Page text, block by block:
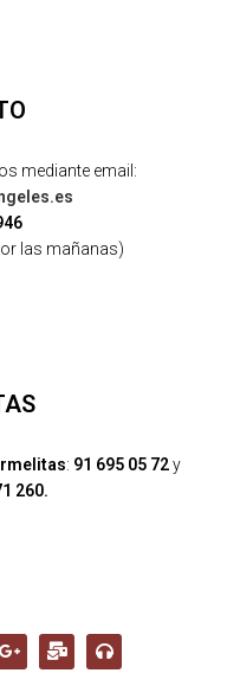
mediante email:
las mañanas)
: 91 695 05 72y
260.